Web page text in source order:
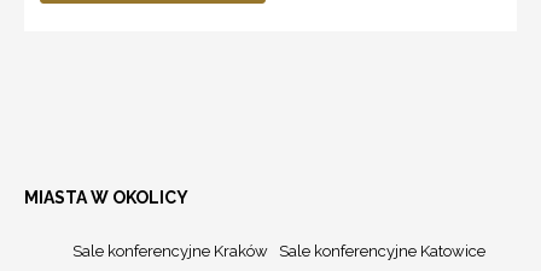
MIASTA W OKOLICY
Sale konferencyjne Kraków
Sale konferencyjne Katowice